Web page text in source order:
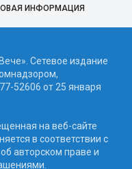
ИНФОРМАЦИЯ
Сетевое издание
52606 от 25 января
на веб-сайте
в соответствии с
авторском праве и